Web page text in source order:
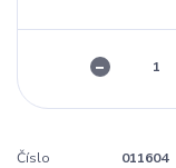
Číslo
011604